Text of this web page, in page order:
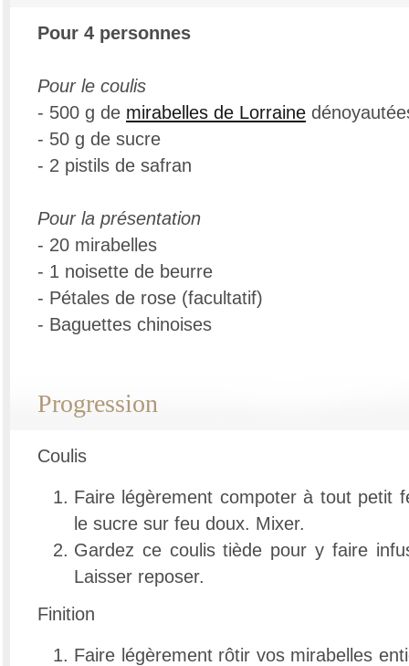
Pour 4 personnes
Pour le coulis
- 500 g de mirabelles de Lorraine
- 50 g de sucre
- 2 pistils de safran
Pour la présentation
- 20 mirabelles
- 1 noisette de beurre
- Pétales de rose (facultatif)
- Baguettes chinoises
Progression
Coulis
Faire légèrement compoter à tout petit
le sucre sur feu doux. Mixer.
Gardez ce coulis tiède pour y faire
Laisser reposer.
Finition
Faire légèrement rôtir vos mirabelles